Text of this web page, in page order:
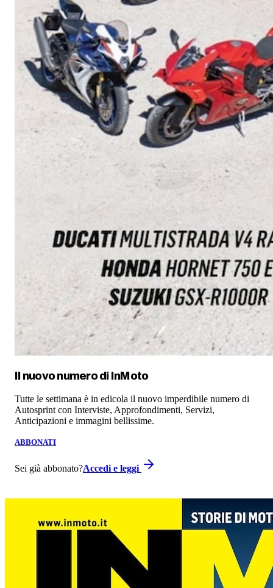
Il nuovo numero di InMoto
Tutte le settimana è in edicola il nuovo imperdibile numero di
Autosprint con Interviste, Approfondimenti, Servizi,
Anticipazioni e immagini bellissime.
ABBONATI
Sei già abbonato?Accedi e leggi